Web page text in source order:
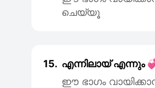
ചെയ്യൂ
15. എന്നിലായ് എന്നും
ഈ ഭാഗം